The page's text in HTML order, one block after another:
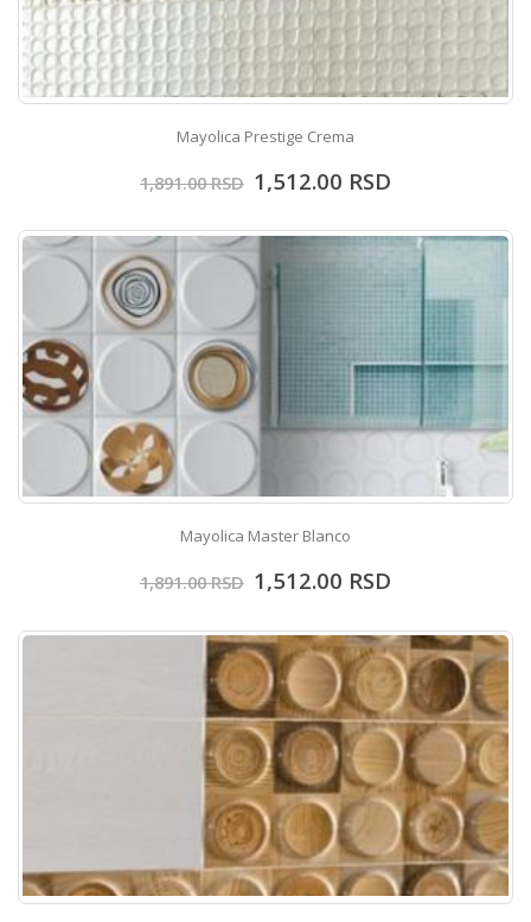
Mayolica Prestige Crema
1,891.00RSD 1,512.00 RSD
Mayolica Master Blanco
1,891.00RSD 1,512.00 RSD